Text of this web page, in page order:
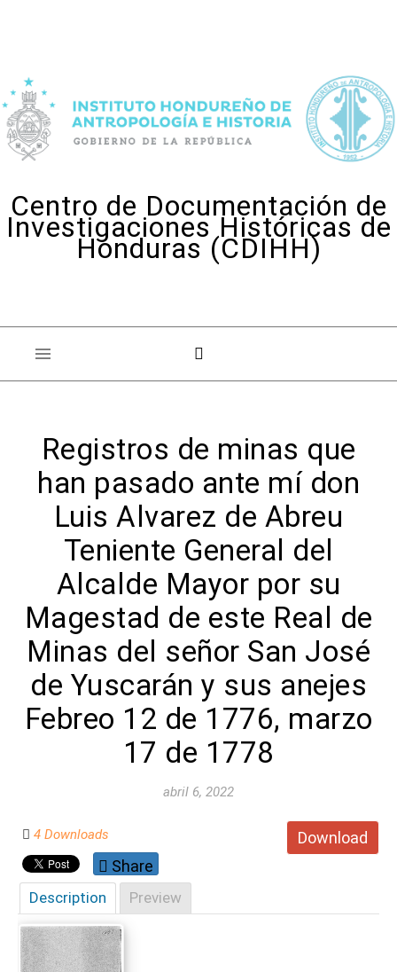
Centro de Documentación de
Investigaciones Históricas de
Honduras (CDIHH)
Registros de minas que
han pasado ante mí don
Luis Alvarez de Abreu
Teniente General del
Alcalde Mayor por su
Magestad de este Real de
Minas del señor San José
de Yuscarán y sus anejes
Febreo 12 de 1776, marzo
17 de 1778
abril 6, 2022
Download
4 Downloads
Share
Description Preview